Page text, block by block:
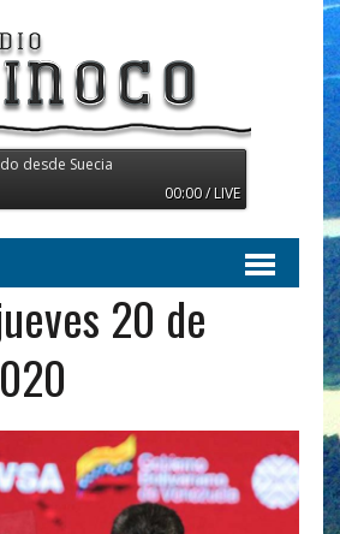
Suecia
00:00 / LIVE
20 de